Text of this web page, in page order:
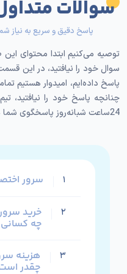
داده‌ها، به سرعت بالا و
٢. توسعه‌دهندگان وب و
توسعه برنامه‌ها بدون
٣. سایت‌های با
کاربرانشان در کمترین
۴. افرادی که جهت
۵. سایت‌های دانلودی که
حجیم، به فضای زیاد و پهنای
۶. توسعه‌دهندگان گیم
تاخیر بازی‌ها هستند تا
سوالات
پاسخ دقیق و سریع به نیاز
توصیه می‌کنیم ابتدا محتوای
سوال خود را نیافتید، در این
پاسخ داده‌ایم، امیدوار هستیم
چنانچه پاسخ خود را نیافتید،
24ساعت شبانه‌روز پاسخگوی شما هستند.
۱ سرور
۲ خرید
چه
۳ هزینه
چقدر